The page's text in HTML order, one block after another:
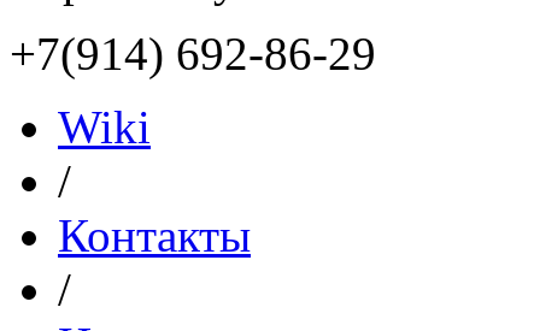
+7(914) 692-86-29
Wiki
/
Контакты
/